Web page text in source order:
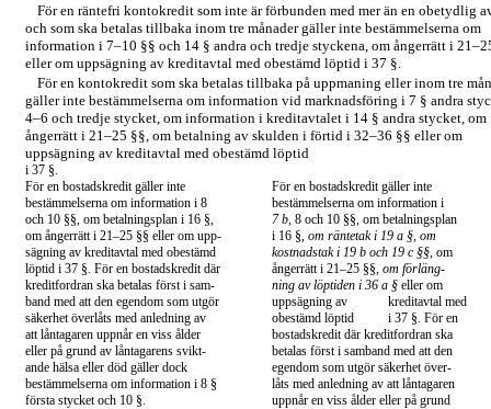
För en räntefri kontokredit som inte är förbunden med mer än en obetydlig
och som ska betalas tillbaka inom tre månader gäller inte bestämmelserna om
information i 7–10 §§ och 14 § andra och tredje styckena, om ångerrätt i
eller om uppsägning av kreditavtal med obestämd löptid i 37 §.
För en kontokredit som ska betalas tillbaka på uppmaning eller inom tre
gäller inte bestämmelserna om information vid marknadsföring i 7 § andra
4–6 och tredje stycket, om information i kreditavtalet i 14 § andra stycket, om
ångerrätt i 21–25 §§, om betalning av skulden i förtid i 32–36 §§ eller om
uppsägning av kreditavtal med obestämd löptid
i 37 §.
För en bostadskredit gäller inte
För en bostadskredit gäller inte
bestämmelserna om information i 8
bestämmelserna om information i
och 10 §§, om betalningsplan i 16 §,
7 b, 8 och 10 §§, om betalningsplan
om ångerrätt i 21–25 §§ eller om upp- i 16 §, om räntetak i 19 a §, om
sägning av kreditavtal med obestämd
kostnadstak i 19 b och 19 c §§, om
löptid i 37 §. För en bostadskredit där
ångerrätt i 21–25 §§, om förläng-
kreditfordran ska betalas först i sam-
ning av löptiden i 36 a § eller om
band med att den egendom som utgör
uppsägning av
kreditavtal med
säkerhet överlåts med anledning av
obestämd löptid
i 37 §. För en
att låntagaren uppnår en viss ålder
bostadskredit där kreditfordran ska
eller på grund av låntagarens svikt-
betalas först i samband med att den
ande hälsa eller död gäller dock
egendom som utgör säkerhet över-
bestämmelserna om information i 8 §
låts med anledning av att låntagaren
första stycket och 10 §.
uppnår en viss ålder eller på grund